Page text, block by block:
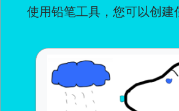
使用铅笔工具，您可以创建